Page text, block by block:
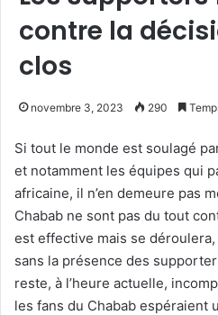
contre la
clos
novembre 3, 2023 290
Si tout le monde est soulagé
et notamment les équipes qui
africaine, il n’en demeure pas
Chabab ne sont pas du tout
est effective mais se
sans la présence des
reste, à l’heure actuelle,
les fans du Chabab espéraient